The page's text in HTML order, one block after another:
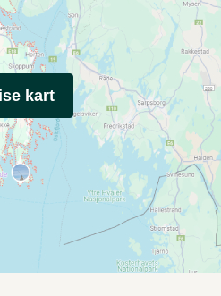
kart